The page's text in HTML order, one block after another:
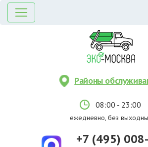
Районы
08:00 - 23:00
ежедневно, без
+7 (495)